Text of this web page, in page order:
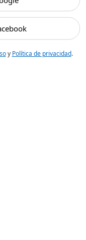
y Política de privacidad.